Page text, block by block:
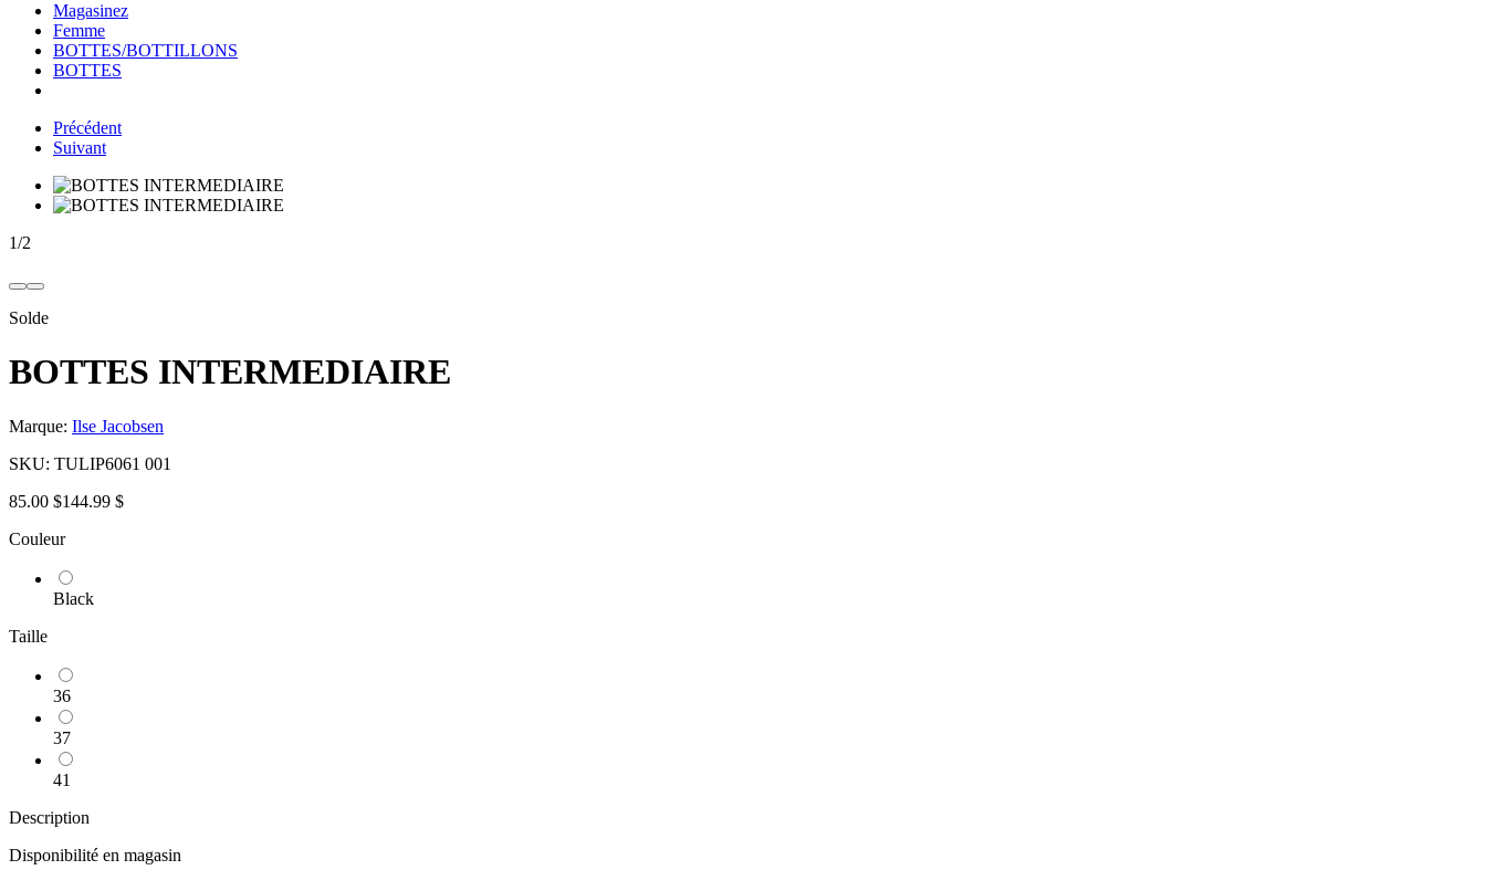
Magasinez
Femme
BOTTES/BOTTILLONS
BOTTES
Précédent
Suivant
1/2
Solde
BOTTES INTERMEDIAIRE
Marque: Ilse Jacobsen
SKU: TULIP6061 001
85.00 $144.99 $
Couleur
Black
Taille
36
37
41
Description
Disponibilité en magasin